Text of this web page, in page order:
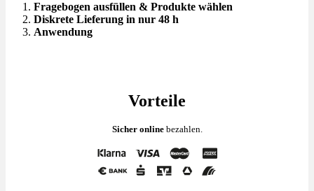
Fragebogen ausfüllen & Produkte wählen
Diskrete Lieferung in nur 48 h
Anwendung
Vorteile
Sicher onlinebezahlen.